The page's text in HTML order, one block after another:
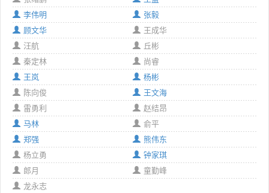
李伟明
张毅
顾文华
王成华
汪航
丘彬
秦定林
尚睿
王岚
杨彬
陈向俊
王文海
雷勇利
赵结昂
马林
俞平
郑强
熊伟东
杨立勇
钟家琪
郎月
童勤峰
龙永志